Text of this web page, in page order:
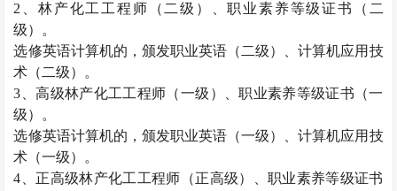
2 、林产化工工程师（二级）、职业素养等级证书（二
级）。
选修英语计算机的，颁发职业英语（二级）、计算机应用技
术（二级）。
3 、高级林产化工工程师（一级）、职业素养等级证书（一
级）。
选修英语计算机的，颁发职业英语（一级）、计算机应用技
术（一级）。
4 、正高级林产化工工程师（正高级）、职业素养等级证书